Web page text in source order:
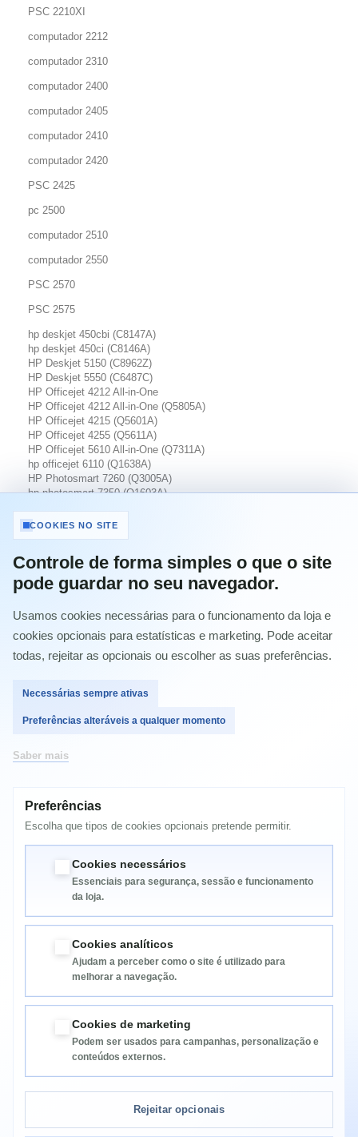
PSC 2210XI
computador 2212
computador 2310
computador 2400
computador 2405
computador 2410
computador 2420
PSC 2425
pc 2500
computador 2510
computador 2550
PSC 2570
PSC 2575
hp deskjet 450cbi (C8147A)
hp deskjet 450ci (C8146A)
HP Deskjet 5150 (C8962Z)
HP Deskjet 5550 (C6487C)
HP Officejet 4212 All-in-One
HP Officejet 4212 All-in-One (Q5805A)
HP Officejet 4215 (Q5601A)
HP Officejet 4255 (Q5611A)
HP Officejet 5610 All-in-One (Q7311A)
hp officejet 6110 (Q1638A)
HP Photosmart 7260 (Q3005A)
hp photosmart 7350 (Q1603A)
HP Photosmart 7450 (Q3409A)
HP Photosmart 7450xi Photo Printer (Q3413A)
HP Photosmart 7760
HP Photosmart 7760 (Q3015A)
HP Photosmart 7760 (Q3060A)
HP Photosmart 7762 Photo Printer (Q3019A)
HP Photosmart 7762w Photo Printer (Q3016A)
HP Photosmart 7960 (Q3020A)
HP PSC 1210 (Q1662A)
HP PSC 1215 (Q5894A)
HP PSC 1315
HP PSC 1315 (Q5765A)
HP PSC 2105 (C8647A)
hp psc 2210 (C8658A)
HP PSC 2210v (C8660A)
Informação
Categorias
Informação da Loja
COOKIES NO SITE
Controle de forma simples o que o site
pode guardar no seu navegador.
Usamos cookies necessárias para o funcionamento da loja e
cookies opcionais para estatísticas e marketing. Pode aceitar
todas, rejeitar as opcionais ou escolher as suas preferências.
Necessárias sempre ativas
Preferências alteráveis a qualquer momento
Saber mais
Preferências
Escolha que tipos de cookies opcionais pretende permitir.
Cookies necessários
Essenciais para segurança, sessão e funcionamento
da loja.
Cookies analíticos
Ajudam a perceber como o site é utilizado para
melhorar a navegação.
Cookies de marketing
Podem ser usados para campanhas, personalização e
conteúdos externos.
Rejeitar opcionais